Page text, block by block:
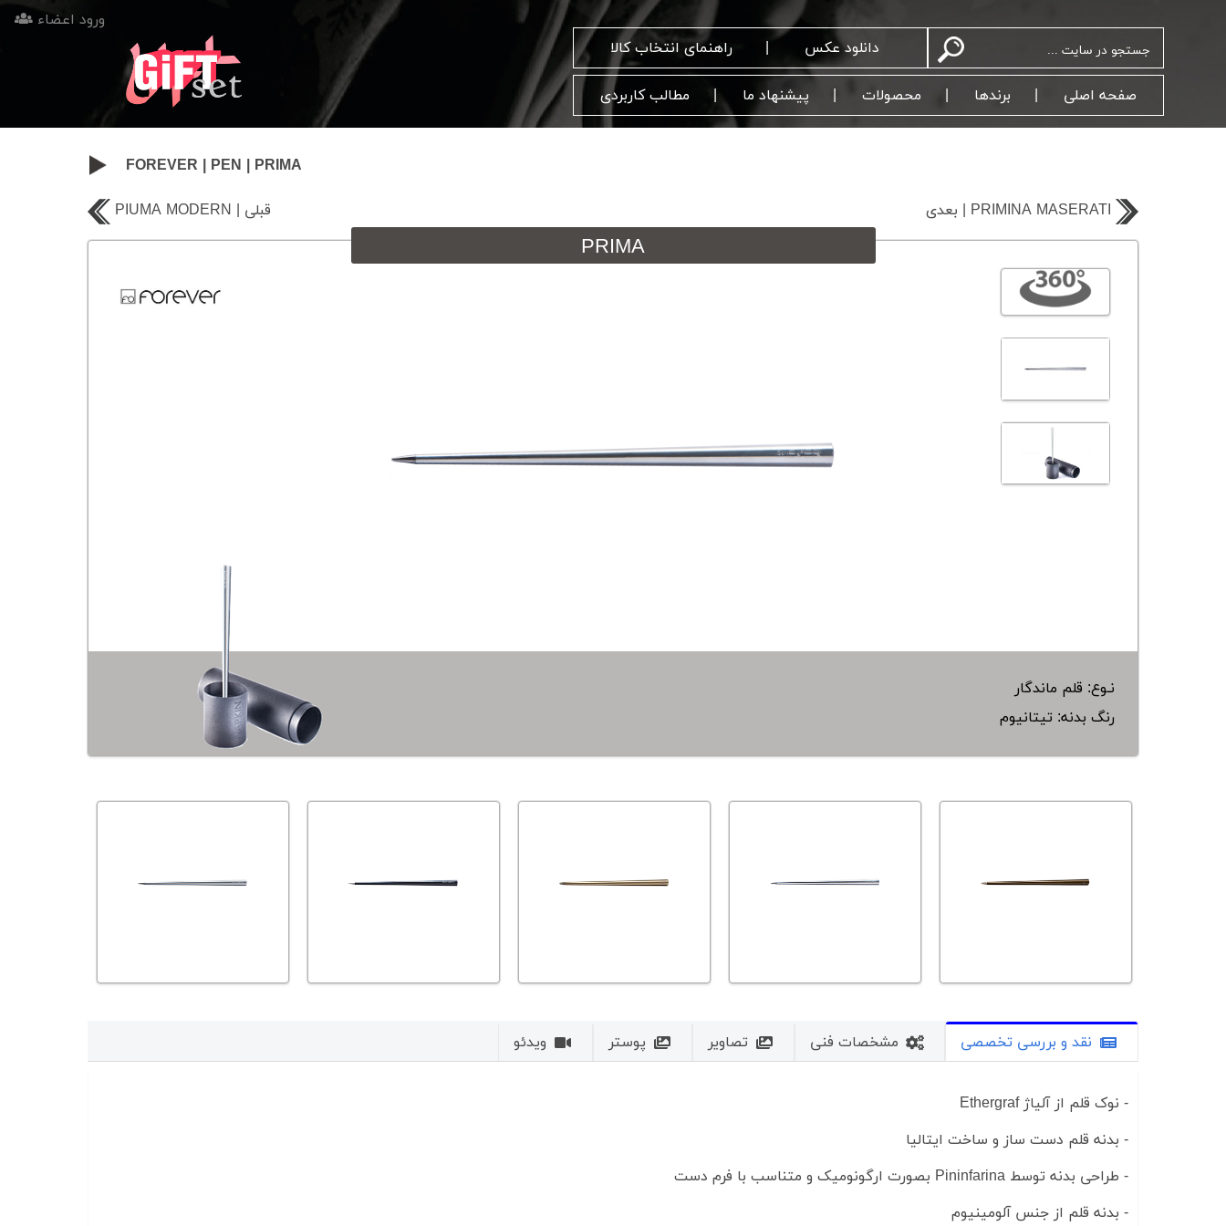
ورود اعضاء
راهنمای انتخاب کالا
دانلود عکس
مطالب کاربردی پیشنهاد ما محصولات برندها صفحه اصلی
FOREVER PEN PRIMA
PIUMA MODERN | قبلی بعدی | PRIMINA MASERATI
PRIMA
نـوع: قلم ماندگار
رنگ بدنه: تیتانیوم
نقد و بررسی تخصصی مشخصات فنی تصاویر پوستر ویدئو
- نوک قلم از آلیاژ Ethergraf
- بدنه قلم دست ساز و ساخت ایتالیا
- طراحی بدنه توسط Pininfarina بصورت ارگونومیک و متناسب با فرم دست
- بدنه قلم از جنس آلومینیوم